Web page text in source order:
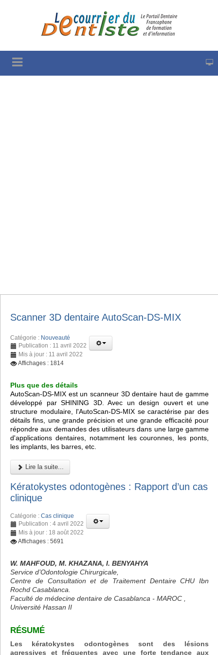
Scanner 3D dentaire AutoScan-DS-MIX
Catégorie : Nouveauté
Publication : 11 avril 2022
Mis à jour : 11 avril 2022
Affichages : 1814
Plus que des détails
AutoScan-DS-MIX est un scanneur 3D dentaire haut de gamme
développé par SHINING 3D. Avec un design ouvert et une
structure modulaire, l'AutoScan-DS-MIX se caractérise par des
détails fins, une grande précision et une grande efficacité pour
répondre aux demandes des utilisateurs dans une large gamme
d'applications dentaires, notamment les couronnes, les ponts,
les implants, les barres, etc.
Lire la suite...
Kératokystes odontogènes : Rapport d’un cas
clinique
Catégorie : Cas clinique
Publication : 4 avril 2022
Mis à jour : 18 août 2022
Affichages : 5691
W. MAHFOUD, M. KHAZANA, I. BENYAHYA
Service d’Odontologie Chirurgicale,
Centre de Consultation et de Traitement Dentaire CHU Ibn
Rochd Casablanca.
Faculté de médecine dentaire de Casablanca - MAROC ,
Université Hassan II
RÉSUMÉ
Les kératokystes odontogènes sont des lésions
agressives et fréquentes avec une forte tendance aux